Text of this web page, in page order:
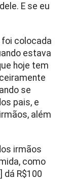
E se eu
foi colocada
estava
hoje tem
se
pais, e
além
irmãos
como
dá R$100